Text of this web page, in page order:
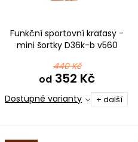
Funkční sportovní kraťasy -
mini šortky D36k-b v560
440 Kč
od 352 Kč
Dostupné varianty + další